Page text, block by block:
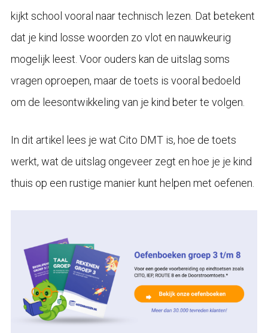
kijkt school vooral naar technisch lezen. Dat betekent
dat je kind losse woorden zo vlot en nauwkeurig
mogelijk leest. Voor ouders kan de uitslag soms
vragen oproepen, maar de toets is vooral bedoeld
om de leesontwikkeling van je kind beter te volgen.
In dit artikel lees je wat Cito DMT is, hoe de toets
werkt, wat de uitslag ongeveer zegt en hoe je je kind
thuis op een rustige manier kunt helpen met oefenen.